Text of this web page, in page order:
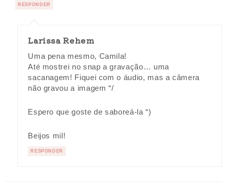
RESPONDER
Larissa Rehem
Uma pena mesmo, Camila!
Até mostrei no snap a gravação… uma
sacanagem! Fiquei com o áudio, mas a câmera
não gravou a imagem “/
Espero que goste de saboreá-la “)
Beijos mil!
RESPONDER